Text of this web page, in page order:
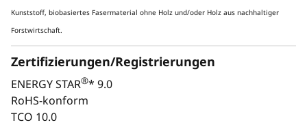
Kunststoff, biobasiertes Fasermaterial ohne Holz und/oder Holz aus nachhaltiger
Forstwirtschaft.
Zertifizierungen/Registrierungen
ENERGY STAR®* 9.0
RoHS-konform
TCO 10.0